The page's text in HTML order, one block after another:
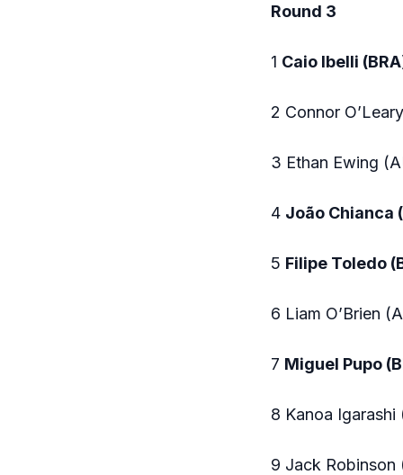
Round 3
1 Caio Ibelli
2 Connor
3 Ethan Ewing
4 João Chianca
5 Filipe Toledo
6 Liam O’Brien
7 Miguel Pupo
8 Kanoa Igarashi
9 Jack Robinson